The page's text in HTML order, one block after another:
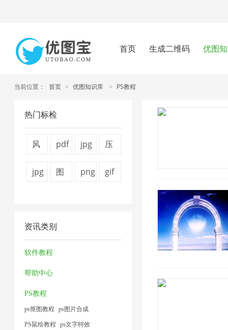
首页 生成二维码 优图
当前位置： 首页 > 优图知识库 > PS教程
热门标检
风
1
pdf
缩
1
jpg
压
小
jpg
压
缩
1
图
缩
png
gif
资讯类别
软件教程
帮助中心
PS教程
ps抠图教程 ps图片合成
PS鼠绘教程 ps文字特效